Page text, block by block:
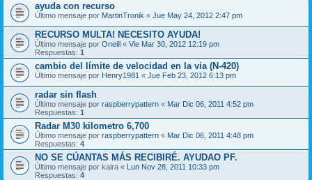
ayuda con recurso
Último mensaje por MartinTronik « Jue May 24, 2012 2:47 pm
RECURSO MULTA! NECESITO AYUDA!
Último mensaje por Oneill « Vie Mar 30, 2012 12:19 pm
Respuestas: 1
cambio del límite de velocidad en la via (N-420)
Último mensaje por Henry1981 « Jue Feb 23, 2012 6:13 pm
radar sin flash
Último mensaje por raspberrypattern « Mar Dic 06, 2011 4:52 pm
Respuestas: 1
Radar M30 kilometro 6,700
Último mensaje por raspberrypattern « Mar Dic 06, 2011 4:48 pm
Respuestas: 4
NO SE CÚANTAS MÁS RECIBIRÉ. AYUDAO PF.
Último mensaje por kaira « Lun Nov 28, 2011 10:33 pm
Respuestas: 4